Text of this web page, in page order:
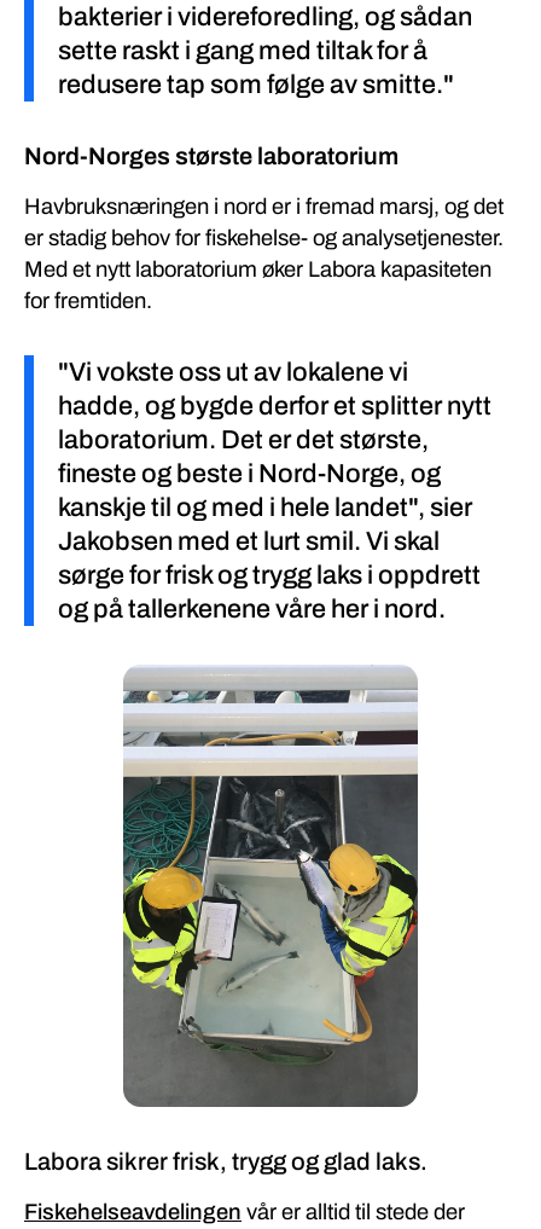
bakterier i videreforedling, og sådan
sette raskt i gang med tiltak for å
redusere tap som følge av smitte."
Nord-Norges største laboratorium
Havbruksnæringen i nord er i fremad marsj, og det
er stadig behov for fiskehelse- og analysetjenester.
Med et nytt laboratorium øker Labora kapasiteten
for fremtiden.
"Vi vokste oss ut av lokalene vi
hadde, og bygde derfor et splitter nytt
laboratorium. Det er det største,
fineste og beste i Nord-Norge, og
kanskje til og med i hele landet", sier
Jakobsen med et lurt smil. Vi skal
sørge for frisk og trygg laks i oppdrett
og på tallerkenene våre her i nord.
Labora sikrer frisk, trygg og glad laks.
Fiskehelseavdelingen vår er alltid til stede der